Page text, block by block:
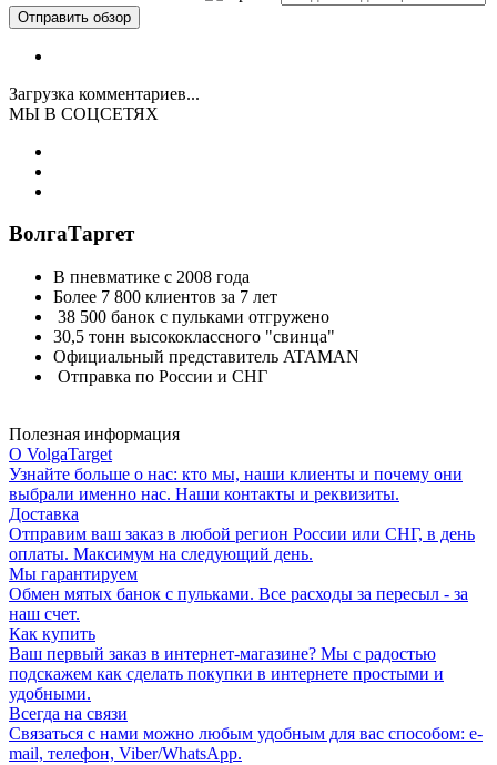
Загрузка комментариев...
МЫ В СОЦСЕТЯХ
ВолгаТаргет
В пневматике с 2008 года
Более 7 800 клиентов за 7 лет
38 500 банок с пульками отгружено
30,5 тонн высококлассного "свинца"
Официальный представитель ATAMAN
Отправка по России и СНГ
Полезная информация
О VolgaTarget
Узнайте больше о нас: кто мы, наши клиенты и почему они
выбрали именно нас. Наши контакты и реквизиты.
Доставка
Отправим ваш заказ в любой регион России или СНГ, в день
оплаты. Максимум на следующий день.
Мы гарантируем
Обмен мятых банок с пульками. Все расходы за пересыл - за
наш счет.
Как купить
Ваш первый заказ в интернет-магазине? Мы с радостью
подскажем как сделать покупки в интернете простыми и
удобными.
Всегда на связи
Связаться с нами можно любым удобным для вас способом: e-
mail, телефон, Viber/WhatsApp.